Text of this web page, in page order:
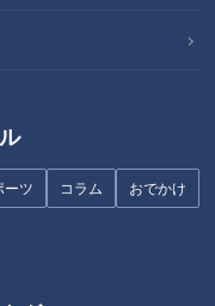
ーツ コラム おでかけ